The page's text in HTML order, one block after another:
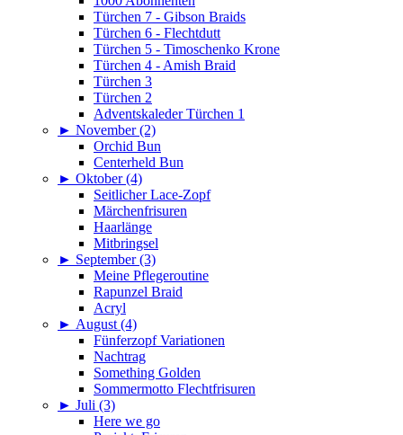
Türchen 7 - Gibson Braids
Türchen 6 - Flechtdutt
Türchen 5 - Timoschenko Krone
Türchen 4 - Amish Braid
Türchen 3
Türchen 2
Adventskaleder Türchen 1
► November (2)
Orchid Bun
Centerheld Bun
► Oktober (4)
Seitlicher Lace-Zopf
Märchenfrisuren
Haarlänge
Mitbringsel
► September (3)
Meine Pflegeroutine
Rapunzel Braid
Acryl
► August (4)
Fünferzopf Variationen
Nachtrag
Something Golden
Sommermotto Flechtfrisuren
► Juli (3)
Here we go